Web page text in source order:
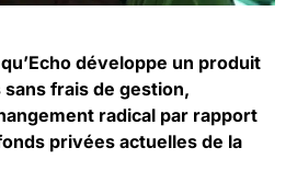
développe un produit
sans frais de gestion,
radical par rapport
privées actuelles de la